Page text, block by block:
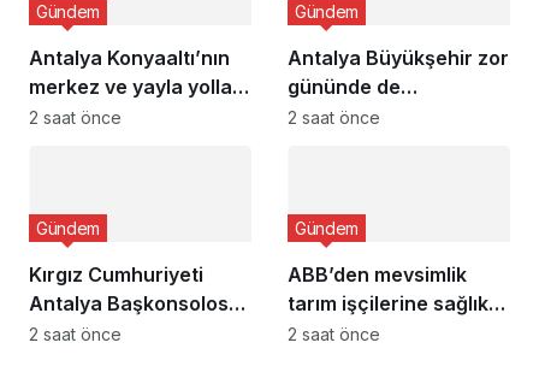
Antalya Konyaaltı’nın
merkez ve yayla yolları
yenilenecek
Gündem
2 saat önce
Antalya Büyükşehir zor
gününde de
vatandaşın yanında
Gündem
2 saat önce
Kırgız Cumhuriyeti
Antalya Başkonsolosu
Başkan Vekili Özdemir’i
Gündem
2 saat önce
ABB’den mevsimlik
tarım işçilerine sağlık
buluşması
Gündem
2 saat önce